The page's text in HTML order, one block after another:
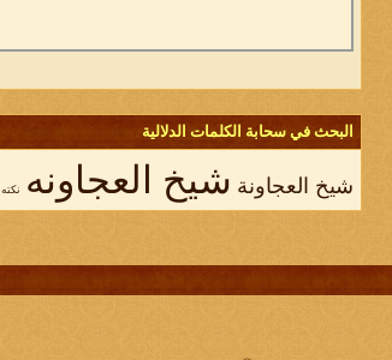
البحث في سحابة الكلمات الدلالية
شيخ العجاونة شيخ العجاونه نكته